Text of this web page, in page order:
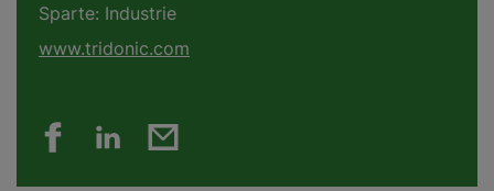
Sparte: Industrie
www.tridonic.com